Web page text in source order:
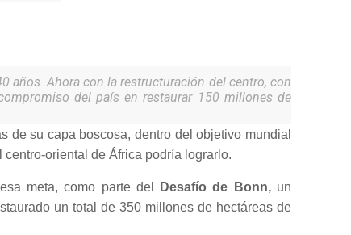
años. Ahora con la restructuración del centro, con
del país en restaurar 150 millones de
de su capa boscosa, dentro del objetivo mundial
oriental de África podría lograrlo.
meta, como parte del Desafío de Bonn,un
un total de 350 millones de hectáreas de